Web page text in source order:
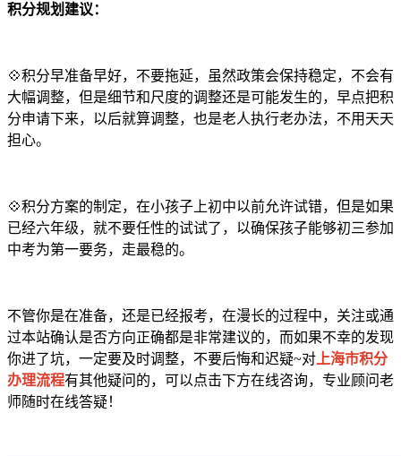
积分规划建议：
💠积分早准备早好，不要拖延，虽然政策会保持稳定，不会有
大幅调整，但是细节和尺度的调整还是可能发生的，早点把积
分申请下来，以后就算调整，也是老人执行老办法，不用天天
担心。
💠积分方案的制定，在小孩子上初中以前允许试错，但是如果
已经六年级，就不要任性的试试了，以确保孩子能够初三参加
中考为第一要务，走最稳的。
不管你是在准备，还是已经报考，在漫长的过程中，关注或通
过本站确认是否方向正确都是非常建议的，而如果不幸的发现
你进了坑，一定要及时调整，不要后悔和迟疑~对 上海市积分
办理流程有其他疑问的，可以点击下方在线咨询，专业顾问老
师随时在线答疑！